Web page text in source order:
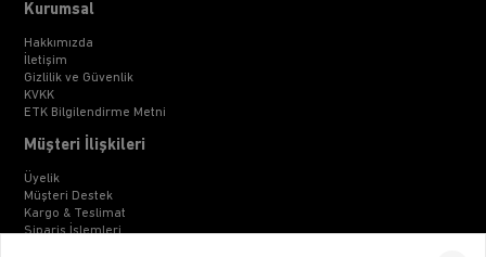
Kurumsal
Hakkımızda
İletişim
Gizlilik ve Güvenlik
KVKK
ETK Bilgilendirme Metni
Müşteri İlişkileri
Üyelik
Müşteri Destek
Kargo & Teslimat
Sipariş İşlemleri